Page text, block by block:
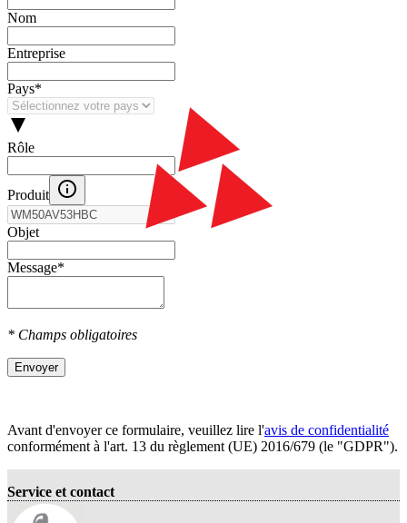
Nom
Entreprise
Pays*
Rôle
Produit
Objet
Message*
* Champs obligatoires
Envoyer
Avant d'envoyer ce formulaire, veuillez lire l'avis de confidentialité
conformément à l'art. 13 du règlement (UE) 2016/679 (le "GDPR").
Service et contact